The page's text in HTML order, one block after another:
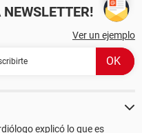
NEWSLETTER!
Ver un ejemplo
explicó lo que es